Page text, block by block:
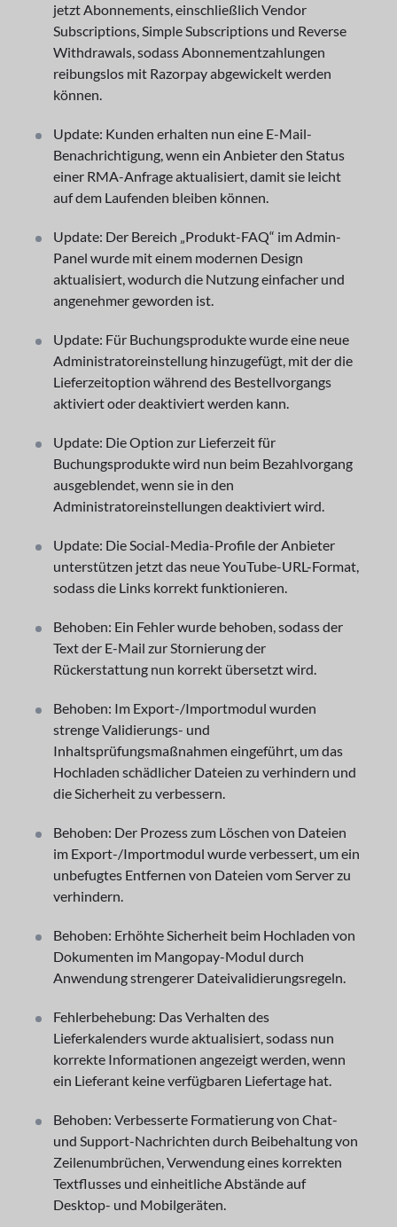
jetzt Abonnements, einschließlich Vendor
Subscriptions, Simple Subscriptions und Reverse
Withdrawals, sodass Abonnementzahlungen
reibungslos mit Razorpay abgewickelt werden
können.
Update: Kunden erhalten nun eine E-Mail-
Benachrichtigung, wenn ein Anbieter den Status
einer RMA-Anfrage aktualisiert, damit sie leicht
auf dem Laufenden bleiben können.
Update: Der Bereich „Produkt-FAQ“ im Admin-
Panel wurde mit einem modernen Design
aktualisiert, wodurch die Nutzung einfacher und
angenehmer geworden ist.
Update: Für Buchungsprodukte wurde eine neue
Administratoreinstellung hinzugefügt, mit der die
Lieferzeitoption während des Bestellvorgangs
aktiviert oder deaktiviert werden kann.
Update: Die Option zur Lieferzeit für
Buchungsprodukte wird nun beim Bezahlvorgang
ausgeblendet, wenn sie in den
Administratoreinstellungen deaktiviert wird.
Update: Die Social-Media-Profile der Anbieter
unterstützen jetzt das neue YouTube-URL-Format,
sodass die Links korrekt funktionieren.
Behoben: Ein Fehler wurde behoben, sodass der
Text der E-Mail zur Stornierung der
Rückerstattung nun korrekt übersetzt wird.
Behoben: Im Export-/Importmodul wurden
strenge Validierungs- und
Inhaltsprüfungsmaßnahmen eingeführt, um das
Hochladen schädlicher Dateien zu verhindern und
die Sicherheit zu verbessern.
Behoben: Der Prozess zum Löschen von Dateien
im Export-/Importmodul wurde verbessert, um ein
unbefugtes Entfernen von Dateien vom Server zu
verhindern.
Behoben: Erhöhte Sicherheit beim Hochladen von
Dokumenten im Mangopay-Modul durch
Anwendung strengerer Dateivalidierungsregeln.
Fehlerbehebung: Das Verhalten des
Lieferkalenders wurde aktualisiert, sodass nun
korrekte Informationen angezeigt werden, wenn
ein Lieferant keine verfügbaren Liefertage hat.
Behoben: Verbesserte Formatierung von Chat-
und Support-Nachrichten durch Beibehaltung von
Zeilenumbrüchen, Verwendung eines korrekten
Textflusses und einheitliche Abstände auf
Desktop- und Mobilgeräten.